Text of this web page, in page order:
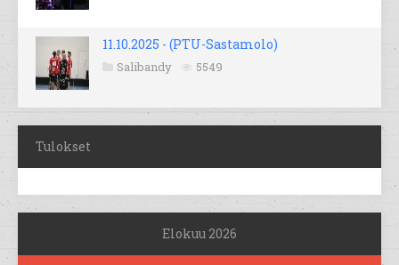
11.10.2025 - (PTU-Sastamolo)
Salibandy 5549
Tulokset
Elokuu 2026